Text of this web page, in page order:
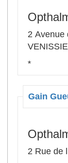
2 Avenue
*
Gain
2 Rue de